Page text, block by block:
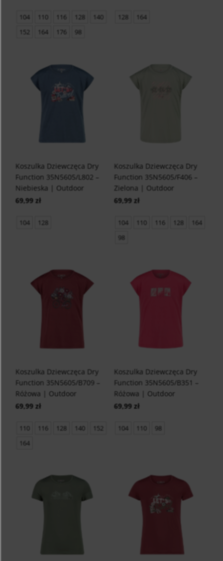
104 110 116 128
140
152
164 176 98
128 164
Koszulka Dziewczęca Dry
Function 35N5605/L802 –
Niebieska | Outdoor
69,99 zł
104 128
Koszulka Dziewczęca Dry
Function 35N5605/F406 –
Zielona | Outdoor
69,99 zł
104 110 116 128
164
98
Koszulka Dziewczęca Dry
Function 35N5605/B709 –
Różowa | Outdoor
69,99 zł
110 116 128 140
152
164
Koszulka Dziewczęca Dry
Function 35N5605/B351 –
Różowa | Outdoor
69,99 zł
104 110 98